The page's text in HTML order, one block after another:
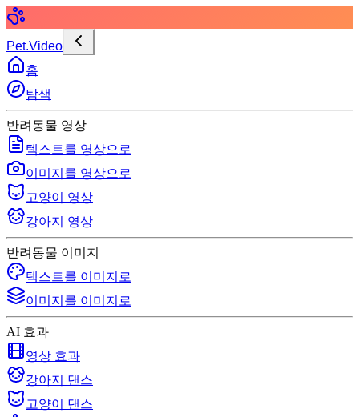
Pet.Video
홈
탐색
반려동물 영상
텍스트를 영상으로
이미지를 영상으로
고양이 영상
강아지 영상
반려동물 이미지
텍스트를 이미지로
이미지를 이미지로
AI 효과
영상 효과
강아지 댄스
고양이 댄스